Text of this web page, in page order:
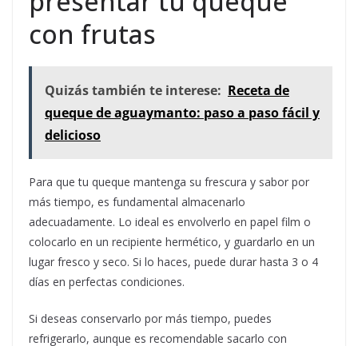
con frutas
Quizás también te interese: Receta de
queque de aguaymanto: paso a paso fácil y
delicioso
Para que tu queque mantenga su frescura y sabor por
más tiempo, es fundamental almacenarlo
adecuadamente. Lo ideal es envolverlo en papel film o
colocarlo en un recipiente hermético, y guardarlo en un
lugar fresco y seco. Si lo haces, puede durar hasta 3 o 4
días en perfectas condiciones.
Si deseas conservarlo por más tiempo, puedes
refrigerarlo, aunque es recomendable sacarlo con